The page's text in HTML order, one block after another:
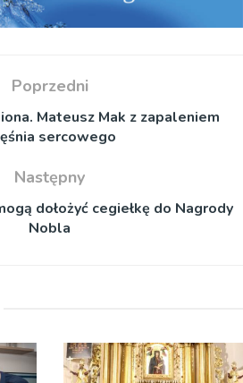
Poprzedni
Mateusz Mak z zapaleniem
sercowego
Następny
dołożyć cegiełkę do Nagrody
Nobla